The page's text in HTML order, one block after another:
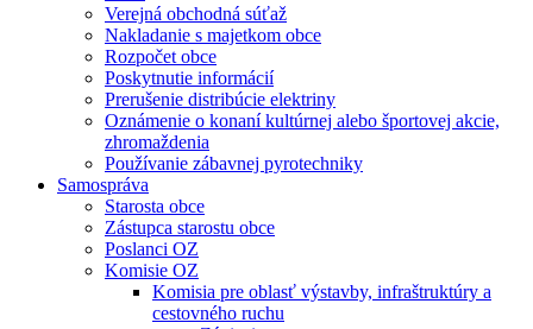
Verejná obchodná súťaž
Nakladanie s majetkom obce
Rozpočet obce
Poskytnutie informácií
Prerušenie distribúcie elektriny
Oznámenie o konaní kultúrnej alebo športovej akcie,
zhromaždenia
Používanie zábavnej pyrotechniky
Samospráva
Starosta obce
Zástupca starostu obce
Poslanci OZ
Komisie OZ
Komisia pre oblasť výstavby, infraštruktúry a
cestovného ruchu